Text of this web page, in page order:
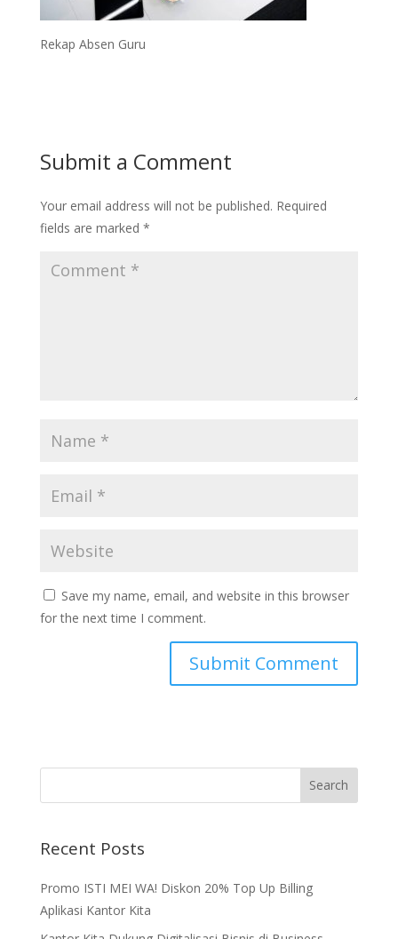
Rekap Absen Guru
Submit a Comment
Your email address will not be published. Required
fields are marked *
Save my name, email, and website in this browser
for the next time I comment.
Recent Posts
Promo ISTI MEI WA! Diskon 20% Top Up Billing
Aplikasi Kantor Kita